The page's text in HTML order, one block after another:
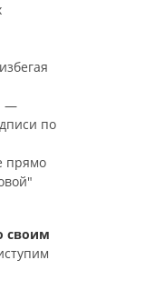
—
по
прямо
своим